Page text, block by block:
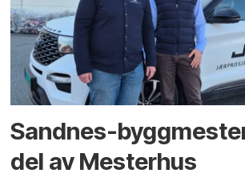
Sandnes-
del av Mesterhus